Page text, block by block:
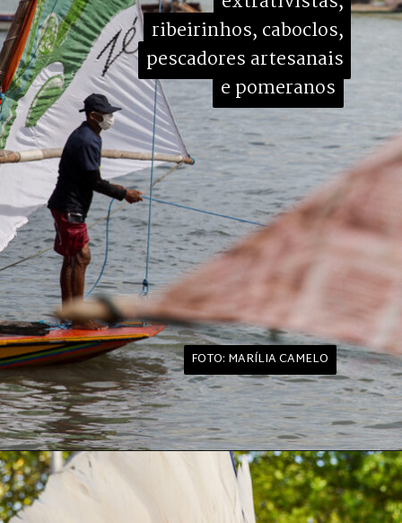
FOTO: MARÍLIA CAMELO
FOTO: MARÍLIA CAMELO
ribeirinhos, caboclos,
pescadores artesanais
e pomeranos
ribeirinhos, caboclos,
pescadores artesanais
e pomeranos